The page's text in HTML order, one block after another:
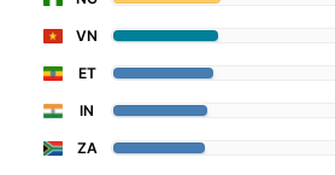
VN
ET
IN
ZA